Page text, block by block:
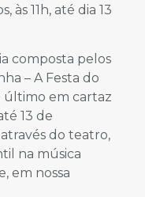
às 11h, até dia 13
composta pelos
– A Festa do
último em cartaz
13 de
do teatro,
na música
em nossa